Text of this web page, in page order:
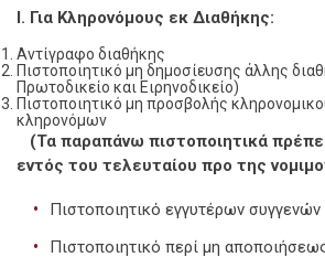
Ι. Για Κληρονόμους εκ Διαθήκης:
Αντίγραφο διαθήκης
Πιστοποιητικό μη δημοσίευσης άλλης
Πρωτοδικείο και Ειρηνοδικείο)
Πιστοποιητικό μη προσβολής
κληρονόμων
(Τα παραπάνω πιστοποιητικά
εντός του τελευταίου προ της
Πιστοποιητικό εγγυτέρων
Πιστοποιητικό περί μη